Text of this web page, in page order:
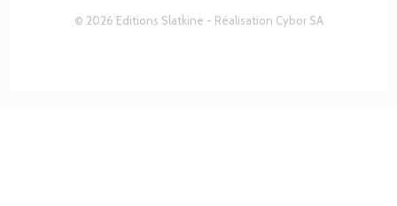
© 2026 Editions Slatkine - Réalisation Cybor SA